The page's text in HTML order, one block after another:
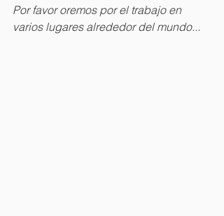
Por favor oremos por el trabajo en
varios lugares alrededor del mundo...